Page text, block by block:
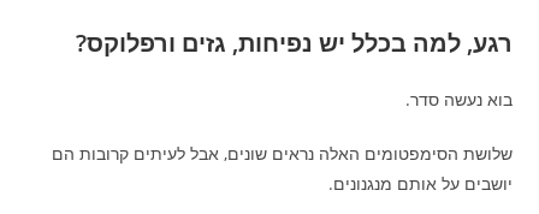
רגע, למה בכלל יש נפיחות, גזים ורפלוקס?
בוא נעשה סדר.
שלושת הסימפטומים האלה נראים שונים, אבל לעיתים קרובות הם
יושבים על אותם מנגנונים.